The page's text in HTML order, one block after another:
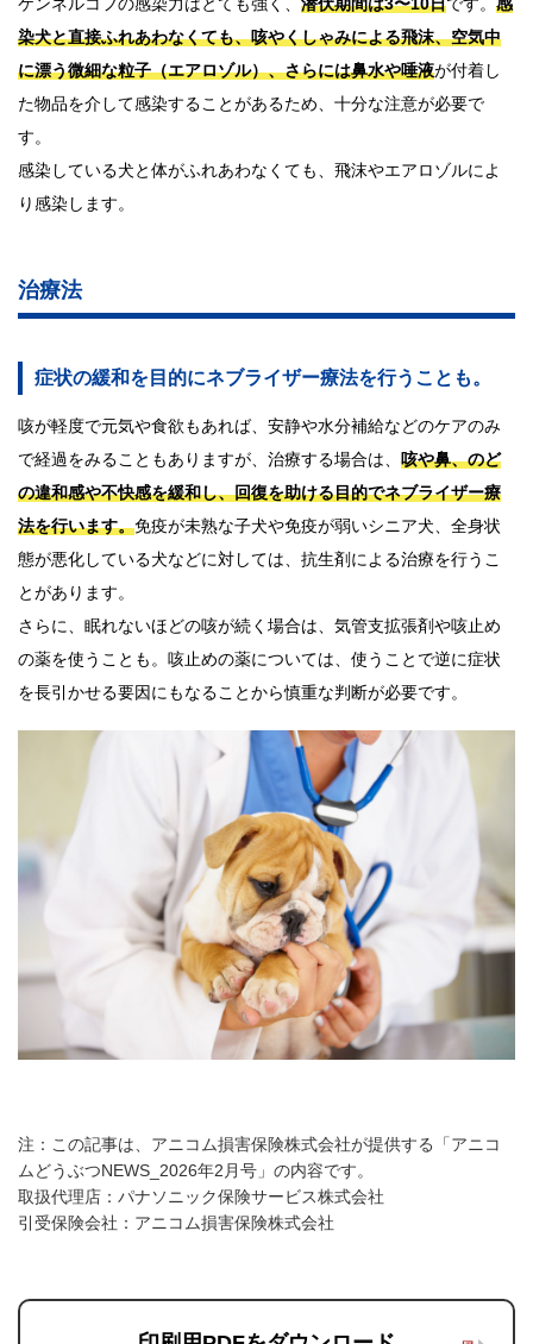
染犬と直接ふれあわなくても、咳やくしゃみによる飛沫、空気中
に漂う微細な粒子（エアロゾル）、さらには鼻水や唾液が付着し
た物品を介して感染することがあるため、十分な注意が必要で
す。
感染している犬と体がふれあわなくても、飛沫やエアロゾルによ
り感染します。
治療法
症状の緩和を目的にネブライザー療法を行うことも。
咳が軽度で元気や食欲もあれば、安静や水分補給などのケアのみ
で経過をみることもありますが、治療する場合は、 咳や鼻、のど
の違和感や不快感を緩和し、回復を助ける目的でネブライザー療
法を行います。免疫が未熟な子犬や免疫が弱いシニア犬、全身状
態が悪化している犬などに対しては、抗生剤による治療を行うこ
とがあります。
さらに、眠れないほどの咳が続く場合は、気管支拡張剤や咳止め
の薬を使うことも。咳止めの薬については、使うことで逆に症状
を長引かせる要因にもなることから慎重な判断が必要です。
注：この記事は、アニコム損害保険株式会社が提供する「アニコ
ムどうぶつNEWS_2026年2月号」の内容です。
取扱代理店：パナソニック保険サービス株式会社
引受保険会社：アニコム損害保険株式会社